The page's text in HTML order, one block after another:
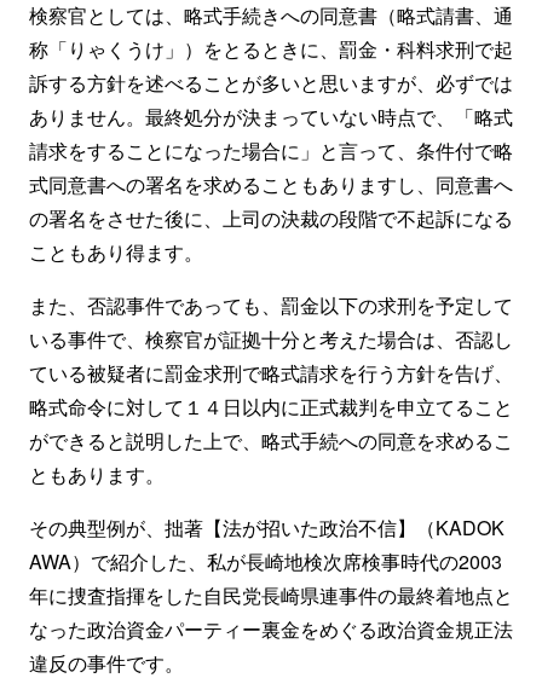
検察官としては、略式手続きへの同意書（略式請書、通
称「りゃくうけ」）をとるときに、罰金・科料求刑で起
訴する方針を述べることが多いと思いますが、必ずでは
ありません。最終処分が決まっていない時点で、「略式
請求をすることになった場合に」と言って、条件付で略
式同意書への署名を求めることもありますし、同意書へ
の署名をさせた後に、上司の決裁の段階で不起訴になる
こともあり得ます。
また、否認事件であっても、罰金以下の求刑を予定して
いる事件で、検察官が証拠十分と考えた場合は、否認し
ている被疑者に罰金求刑で略式請求を行う方針を告げ、
略式命令に対して１４日以内に正式裁判を申立てること
ができると説明した上で、略式手続への同意を求めるこ
ともあります。
その典型例が、拙著【法が招いた政治不信】（KADOK
AWA）で紹介した、私が長崎地検次席検事時代の2003
年に捜査指揮をした自民党長崎県連事件の最終着地点と
なった政治資金パーティー裏金をめぐる政治資金規正法
違反の事件です。